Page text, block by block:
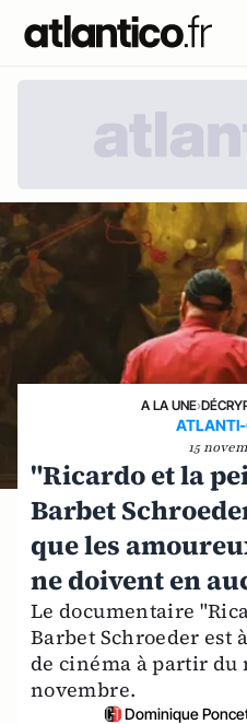
A LA UNE›
15
"Ricardo et la
Barbet
que les
ne doivent en
Le documentaire
Barbet Schroeder est
de cinéma à partir du
novembre.
Dominique